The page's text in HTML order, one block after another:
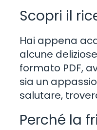
Scopri il
Hai appena
alcune
formato PDF,
sia un
salutare,
Perché la